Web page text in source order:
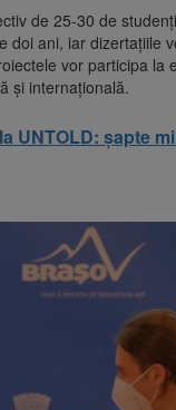
de 25-30 de
doi ani, iar dizertațiile
vor participa la
și internațională.
UNTOLD: șapte